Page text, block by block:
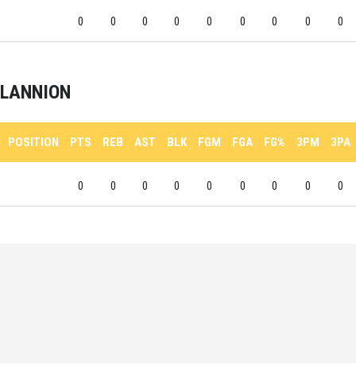
0 0 0 0 0 0 0 0 0
LANNION
POSITION PTS REB AST BLK FGM FGA FG% 3PM 3PA
0 0 0 0 0 0 0 0 0